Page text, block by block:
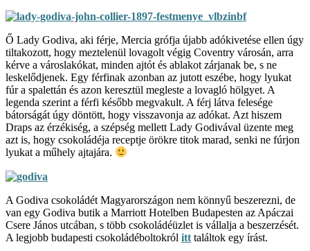
Ő Lady Godiva, aki férje, Mercia grófja újabb adókivetése ellen úgy
tiltakozott, hogy meztelenül lovagolt végig Coventry városán, arra
kérve a városlakókat, minden ajtót és ablakot zárjanak be, s ne
leskelődjenek. Egy férfinak azonban az jutott eszébe, hogy lyukat
fúr a spalettán és azon keresztül megleste a lovagló hölgyet. A
legenda szerint a férfi később megvakult. A férj látva felesége
bátorságát úgy döntött, hogy visszavonja az adókat. Azt hiszem
Draps az érzékiség, a szépség mellett Lady Godivával üzente meg
azt is, hogy csokoládéja receptje örökre titok marad, senki ne fúrjon
lyukat a műhely ajtajára.
A Godiva csokoládét Magyarországon nem könnyű beszerezni, de
van egy Godiva butik a Marriott Hotelben Budapesten az Apáczai
Csere János utcában, s több csokoládéüzlet is vállalja a beszerzését.
A legjobb budapesti csokoládéboltokról itt találtok egy írást.